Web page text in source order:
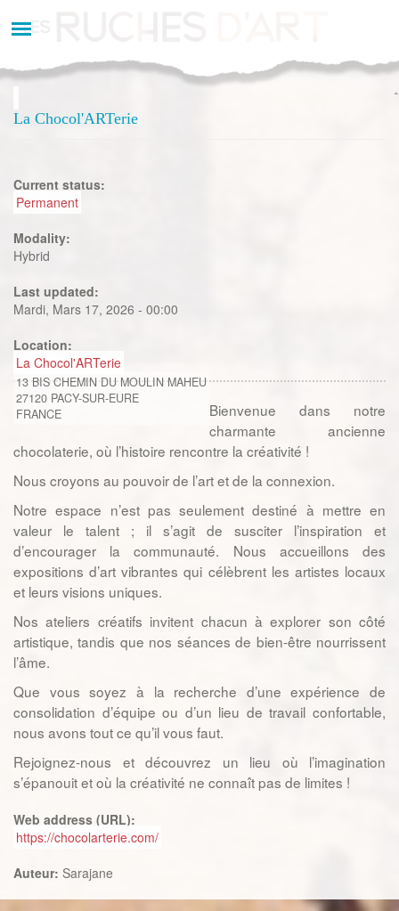
au
La Chocol'ARTerie
Current status:
Permanent
Modality:
Hybrid
Last updated:
Mardi, Mars 17, 2026 - 00:00
Location:
La Chocol'ARTerie
13 BIS CHEMIN DU MOULIN MAHEU
27120 PACY-SUR-EURE
FRANCE
Bienvenue dans notre
charmante ancienne
chocolaterie, où l’histoire rencontre la créativité !
Nous croyons au pouvoir de l’art et de la connexion.
Notre espace n’est pas seulement destiné à mettre en
valeur le talent ; il s’agit de susciter l’inspiration et
d’encourager la communauté. Nous accueillons des
expositions d’art vibrantes qui célèbrent les artistes locaux
et leurs visions uniques.
Nos ateliers créatifs invitent chacun à explorer son côté
artistique, tandis que nos séances de bien-être nourrissent
l’âme.
Que vous soyez à la recherche d’une expérience de
consolidation d’équipe ou d’un lieu de travail confortable,
nous avons tout ce qu’il vous faut.
Rejoignez-nous et découvrez un lieu où l’imagination
s’épanouit et où la créativité ne connaît pas de limites !
Web address (URL):
https://chocolarterie.com/
Auteur: Sarajane